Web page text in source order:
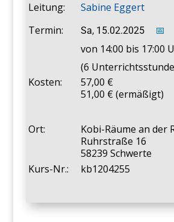
Leitung:
Sabine Eggert
Termin:
Sa, 15.02.2025 📅
von 14:00 bis 17:00
(6
Kosten:
57,00
51,00 € (ermäßigt)
Ort:
Kobi-Räume an der
Ruhrstraße 16
58239 Schwerte
Kurs-Nr.:
kb1204255